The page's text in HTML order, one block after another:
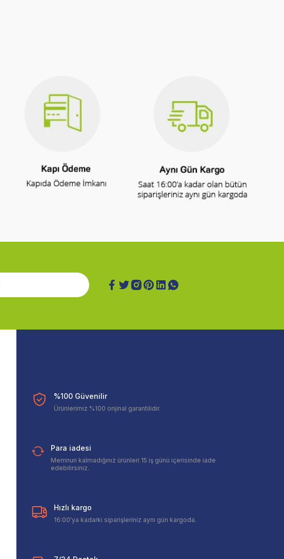
%100 Güvenilir
Ürünlerimiz %100 orijinal garantilidir.
Para iadesi
Memnun kalmadığınız ürünleri 15 iş günü içerisinde iade
edebilirsiniz.
Hızlı kargo
16:00'ya kadarki siparişleriniz aynı gün kargoda.